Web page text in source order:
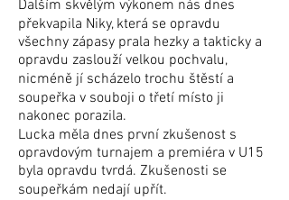
Dalším skvělým výkonem nás dnes
překvapila Niky, která se opravdu
všechny zápasy prala hezky a takticky a
opravdu zaslouží velkou pochvalu,
nicméně jí scházelo trochu štěstí a
soupeřka v souboji o třetí místo ji
nakonec porazila.
Lucka měla dnes první zkušenost s
opravdovým turnajem a premiéra v U15
byla opravdu tvrdá. Zkušenosti se
soupeřkám nedají upřít.